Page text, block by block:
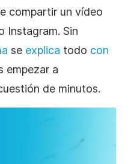
compartir un vídeo
Instagram. Sin
se explica todo con
empezar a
de minutos.